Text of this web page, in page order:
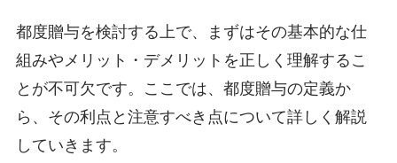
都度贈与を検討する上で、まずはその基本的な仕
組みやメリット・デメリットを正しく理解するこ
とが不可欠です。ここでは、都度贈与の定義か
ら、その利点と注意すべき点について詳しく解説
していきます。